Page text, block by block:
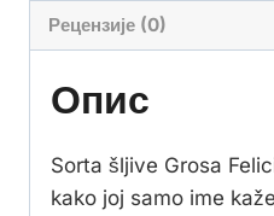
Рецензије (0)
Опис
Sorta šljive Grosa
kako joj samo ime